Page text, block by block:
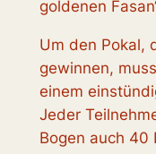
goldenen
Um den Pokal,
gewinnen,
einem
Jeder
Bogen auch 40